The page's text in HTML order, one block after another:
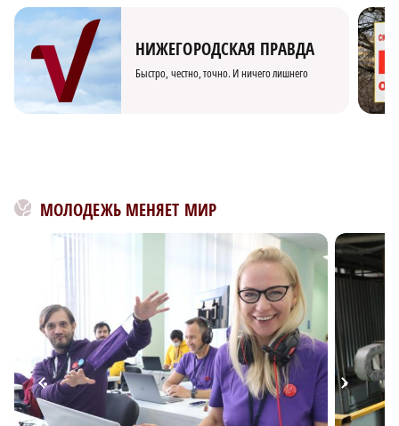
НИЖЕГОРОДСКАЯ ПРАВДА
Быстро, честно, точно. И ничего лишнего
МОЛОДЕЖЬ МЕНЯЕТ МИР